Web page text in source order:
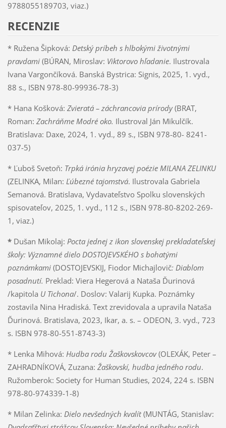
9788055189703, viaz.)
RECENZIE
* Ružena Šipková: Detský príbeh s hlbokými životnými
pravdami (BÚRAN, Miroslav: Viktorovo hľadanie. Ilustrovala
Ivana Vargončíková. Banská Bystrica: Signis, 2025, 1. vyd.,
88 s., ISBN 978-80-99936-78-3)
* Hana Košková: Zvieratá – záchrancovia prírody(BRAT,
Roman: Zachráňme Modré oko. Ilustroval Ján Mikulčík.
Bratislava: Daxe, 2024, 1. vyd., 89 s., ISBN 978-80- 8241-
037-5)
* Ľuboš Svetoň: Trpká irónia hryzavej poézie MILANA ZELINKU
(ZELINKA, Milan: Ľúbezné tajomstvá. Ilustrovala Gabriela
Semanová. Bratislava, Vydavateľstvo Spolku slovenských
spisovateľov, 2025, 1. vyd., 112 s., ISBN 978-80-8202-269-
1, viaz.)
* Dušan Mikolaj: Pocta jednej z ikon slovenskej prekladateľskej
školy: Významné dielo DOSTOJEVSKÉHO s bohatými
poznámkami (DOSTOJEVSKIJ, Fiodor Michajlovič: Diablom
posadnutí. Preklad: Viera Hegerová a Nataša Ďurinová
/kapitola U Tichona/. Doslov: Valarij Kupka. Poznámky
zostavila Nina Hradiská. Text zrevidovala a upravila Nataša
Ďurinová. Bratislava, 2023, Ikar, a. s. – ODEON, 3. vyd., 723
s. ISBN 978-80-551-8743-3)
* Lenka Mihová: Hudba rodu Žaškovskovcov(OLEXÁK, Peter –
ZAHRADNÍKOVÁ, Zuzana: Žaškovskí, hudba jedného rodu.
Ružomberok: Society for Human Studies, 2024, 224 s. ISBN
978-80-974339-1-8)
* Milan Zelinka: Dielo nevšedných kvalít(MUNTÁG, Stanislav: